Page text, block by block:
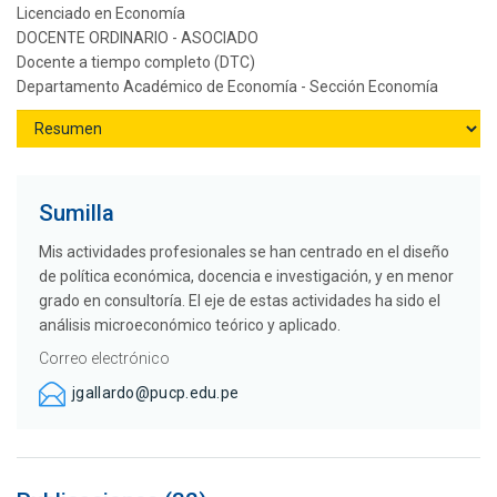
Licenciado en Economía
DOCENTE ORDINARIO - ASOCIADO
Docente a tiempo completo (DTC)
Departamento Académico de Economía - Sección Economía
Sumilla
Mis actividades profesionales se han centrado en el diseño
de política económica, docencia e investigación, y en menor
grado en consultoría. El eje de estas actividades ha sido el
análisis microeconómico teórico y aplicado.
Correo electrónico
jgallardo@pucp.edu.pe